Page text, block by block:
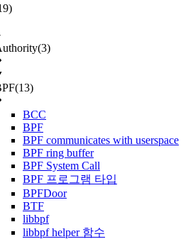
(3)
(13)
BCC
BPF
BPF communicates with userspace
BPF ring buffer
BPF System Call
BPF 프로그램 타입
BPFDoor
BTF
libbpf
libbpf helper 함수